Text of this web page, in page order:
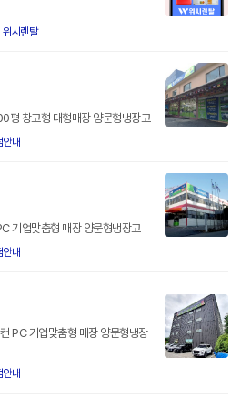
위시렌탈
평 창고형 대형매장 양문형냉장고
안내
기업맞춤형 매장 양문형냉장고
안내
PC 기업맞춤형 매장 양문형냉장
안내